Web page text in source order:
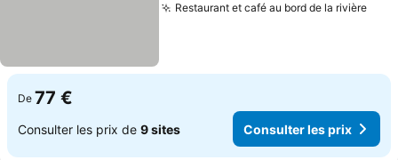
Restaurant et café au bord de la rivière
De 77 €
Consulter les prix de 9 sites Consulter les prix